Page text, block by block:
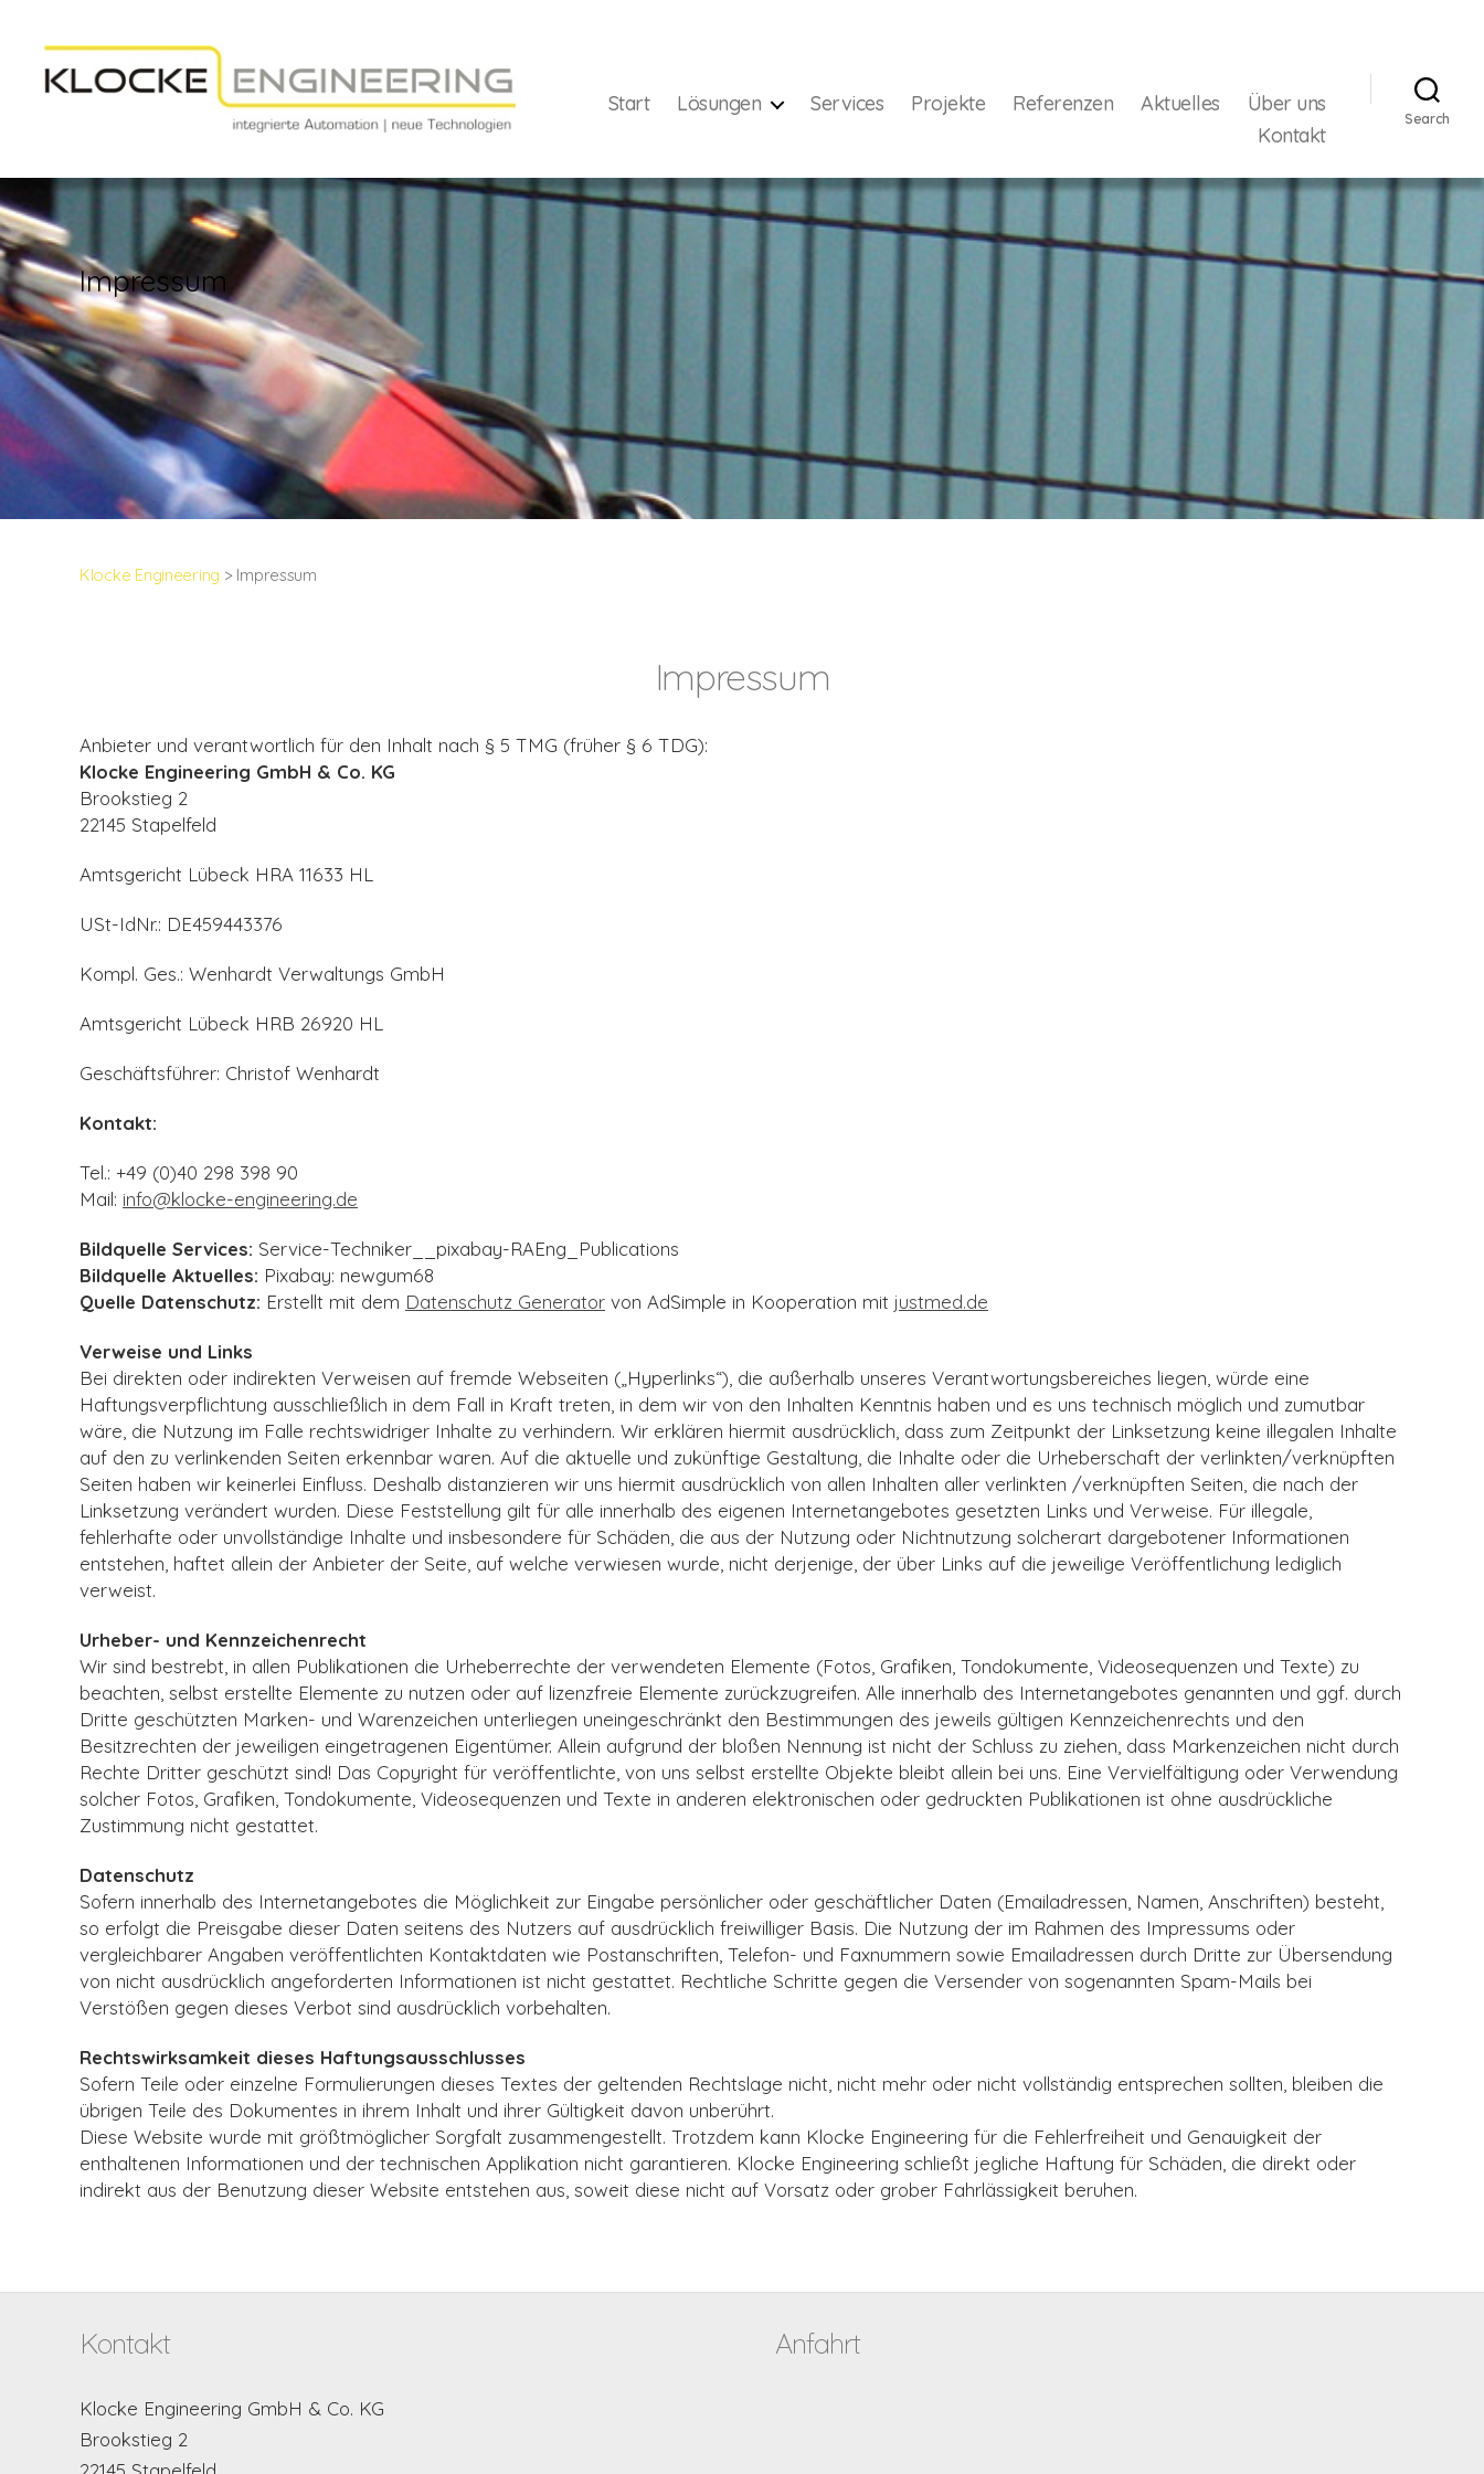
Start Lösungen Services Projekte Referenzen Aktuelles
Über uns
Kontakt
Search
Impressum
Klocke Engineering > Impressum
Impressum
Anbieter und verantwortlich für den Inhalt nach § 5 TMG (früher § 6 TDG):
Klocke Engineering GmbH & Co. KG
Brookstieg 2
22145 Stapelfeld
Amtsgericht Lübeck HRA 11633 HL
USt-IdNr.: DE459443376
Kompl. Ges.: Wenhardt Verwaltungs GmbH
Amtsgericht Lübeck HRB 26920 HL
Geschäftsführer: Christof Wenhardt
Kontakt:
Tel.: +49 (0)40 298 398 90
Mail: info@klocke-engineering.de
Bildquelle Services: Service-Techniker__pixabay-RAEng_Publications
Bildquelle Aktuelles: Pixabay: newgum68
Quelle Datenschutz: Erstellt mit dem Datenschutz Generator von AdSimple in Kooperation mit justmed.de
Verweise und Links
Bei direkten oder indirekten Verweisen auf fremde Webseiten („Hyperlinks“), die außerhalb unseres Verantwortungsbereiches liegen, würde eine
Haftungsverpflichtung ausschließlich in dem Fall in Kraft treten, in dem wir von den Inhalten Kenntnis haben und es uns technisch möglich und zumutbar
wäre, die Nutzung im Falle rechtswidriger Inhalte zu verhindern. Wir erklären hiermit ausdrücklich, dass zum Zeitpunkt der Linksetzung keine illegalen Inhalte
auf den zu verlinkenden Seiten erkennbar waren. Auf die aktuelle und zukünftige Gestaltung, die Inhalte oder die Urheberschaft der verlinkten/verknüpften
Seiten haben wir keinerlei Einfluss. Deshalb distanzieren wir uns hiermit ausdrücklich von allen Inhalten aller verlinkten /verknüpften Seiten, die nach der
Linksetzung verändert wurden. Diese Feststellung gilt für alle innerhalb des eigenen Internetangebotes gesetzten Links und Verweise. Für illegale,
fehlerhafte oder unvollständige Inhalte und insbesondere für Schäden, die aus der Nutzung oder Nichtnutzung solcherart dargebotener Informationen
entstehen, haftet allein der Anbieter der Seite, auf welche verwiesen wurde, nicht derjenige, der über Links auf die jeweilige Veröffentlichung lediglich
verweist.
Urheber- und Kennzeichenrecht
Wir sind bestrebt, in allen Publikationen die Urheberrechte der verwendeten Elemente (Fotos, Grafiken, Tondokumente, Videosequenzen und Texte) zu
beachten, selbst erstellte Elemente zu nutzen oder auf lizenzfreie Elemente zurückzugreifen. Alle innerhalb des Internetangebotes genannten und ggf. durch
Dritte geschützten Marken- und Warenzeichen unterliegen uneingeschränkt den Bestimmungen des jeweils gültigen Kennzeichenrechts und den
Besitzrechten der jeweiligen eingetragenen Eigentümer. Allein aufgrund der bloßen Nennung ist nicht der Schluss zu ziehen, dass Markenzeichen nicht durch
Rechte Dritter geschützt sind! Das Copyright für veröffentlichte, von uns selbst erstellte Objekte bleibt allein bei uns. Eine Vervielfältigung oder Verwendung
solcher Fotos, Grafiken, Tondokumente, Videosequenzen und Texte in anderen elektronischen oder gedruckten Publikationen ist ohne ausdrückliche
Zustimmung nicht gestattet.
Datenschutz
Sofern innerhalb des Internetangebotes die Möglichkeit zur Eingabe persönlicher oder geschäftlicher Daten (Emailadressen, Namen, Anschriften) besteht,
so erfolgt die Preisgabe dieser Daten seitens des Nutzers auf ausdrücklich freiwilliger Basis. Die Nutzung der im Rahmen des Impressums oder
vergleichbarer Angaben veröffentlichten Kontaktdaten wie Postanschriften, Telefon- und Faxnummern sowie Emailadressen durch Dritte zur Übersendung
von nicht ausdrücklich angeforderten Informationen ist nicht gestattet. Rechtliche Schritte gegen die Versender von sogenannten Spam-Mails bei
Verstößen gegen dieses Verbot sind ausdrücklich vorbehalten.
Rechtswirksamkeit dieses Haftungsausschlusses
Sofern Teile oder einzelne Formulierungen dieses Textes der geltenden Rechtslage nicht, nicht mehr oder nicht vollständig entsprechen sollten, bleiben die
übrigen Teile des Dokumentes in ihrem Inhalt und ihrer Gültigkeit davon unberührt.
Diese Website wurde mit größtmöglicher Sorgfalt zusammengestellt. Trotzdem kann Klocke Engineering für die Fehlerfreiheit und Genauigkeit der
enthaltenen Informationen und der technischen Applikation nicht garantieren. Klocke Engineering schließt jegliche Haftung für Schäden, die direkt oder
indirekt aus der Benutzung dieser Website entstehen aus, soweit diese nicht auf Vorsatz oder grober Fahrlässigkeit beruhen.
Kontakt
Klocke Engineering GmbH & Co. KG
Brookstieg 2
Anfahrt